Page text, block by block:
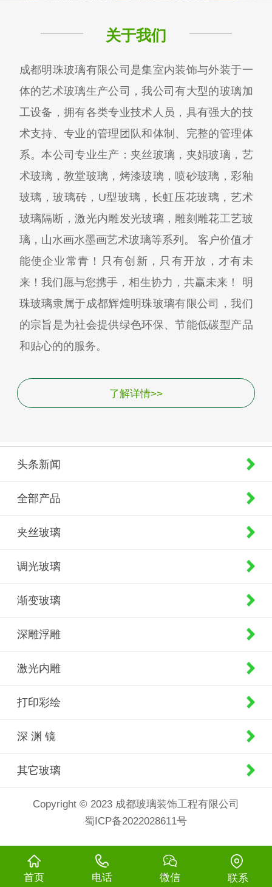
关于我们
成都明珠玻璃有限公司是集室内装饰与外装于一
体的艺术玻璃生产公司，我公司有大型的玻璃加
工设备，拥有各类专业技术人员，具有强大的技
术支持、专业的管理团队和体制、完整的管理体
系。本公司专业生产：夹丝玻璃，夹娟玻璃，艺
术玻璃，教堂玻璃，烤漆玻璃，喷砂玻璃，彩釉
玻璃，玻璃砖，U型玻璃，长虹压花玻璃，艺术
玻璃隔断，激光内雕发光玻璃，雕刻雕花工艺玻
璃，山水画水墨画艺术玻璃等系列。 客户价值才
能使企业常青！只有创新，只有开放，才有未
来！我们愿与您携手，相生协力，共赢未来！ 明
珠玻璃隶属于成都辉煌明珠玻璃有限公司，我们
的宗旨是为社会提供绿色环保、节能低碳型产品
和贴心的的服务。
了解详情>>
头条新闻
全部产品
夹丝玻璃
调光玻璃
渐变玻璃
深雕浮雕
激光内雕
打印彩绘
深 渊 镜
其它玻璃
Copyright © 2023 成都玻璃装饰工程有限公司
蜀ICP备2022028611号
首页 电话 微信 联系